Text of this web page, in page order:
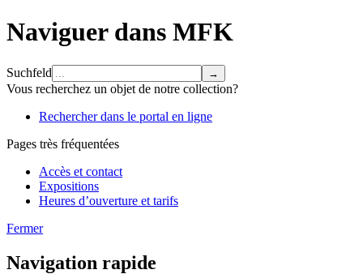
Naviguer dans MFK
Suchfeld
Vous recherchez un objet de notre collection?
Rechercher dans le portal en ligne
Pages très fréquentées
Accès et contact
Expositions
Heures d’ouverture et tarifs
Fermer
Navigation rapide